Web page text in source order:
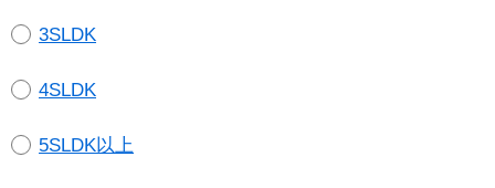
3SLDK
4SLDK
5SLDK以上